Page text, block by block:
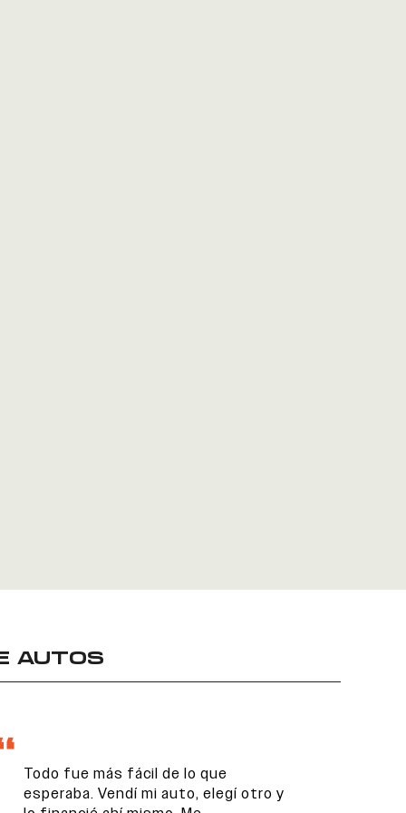
AUTOS
Todo fue más fácil de lo que
esperaba. Vendí mi auto, elegí otro y